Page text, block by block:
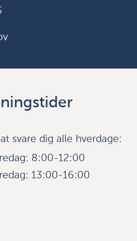
svare dig alle hverdage:
8:00-12:00
13:00-16:00